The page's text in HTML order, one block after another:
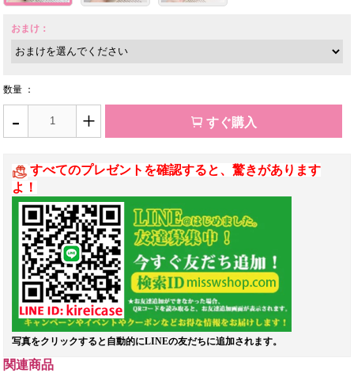
おまけ：
数量 ：
- + すぐ購入
すべてのプレゼントを確認すると、驚きがあります
よ！
写真をクリックすると自動的にLINEの友だちに追加されます。
関連商品